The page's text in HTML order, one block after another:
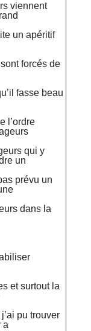
viennent
un apéritif
forcés de
fasse beau
l’ordre
qui y
un
prévu un
dans la
et surtout la
pu trouver
a